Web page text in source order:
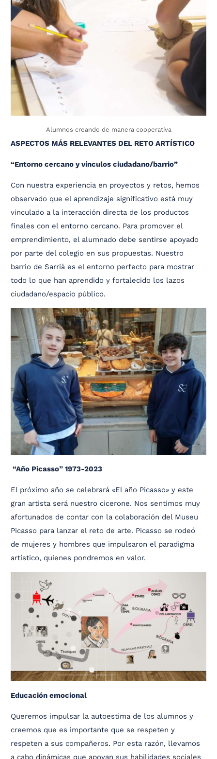
Alumnos creando de manera cooperativa
ASPECTOS MÁS RELEVANTES DEL RETO ARTÍSTICO
“Entorno cercano y vínculos ciudadano/barrio”
Con nuestra experiencia en proyectos y retos, hemos
observado que el aprendizaje significativo está muy
vinculado a la interacción directa de los productos
finales con el entorno cercano. Para promover el
emprendimiento, el alumnado debe sentirse apoyado
por parte del colegio en sus propuestas. Nuestro
barrio de Sarrià es el entorno perfecto para mostrar
todo lo que han aprendido y fortalecido los lazos
ciudadano/espacio público.
“Año Picasso” 1973-2023
El próximo año se celebrará «El año Picasso» y este
gran artista será nuestro cicerone. Nos sentimos muy
afortunados de contar con la colaboración del Museu
Picasso para lanzar el reto de arte. Picasso se rodeó
de mujeres y hombres que impulsaron el paradigma
artístico, quienes pondremos en valor.
Educación emocional
Queremos impulsar la autoestima de los alumnos y
creemos que es importante que se respeten y
respeten a sus compañeros. Por esta razón, llevamos
a cabo dinámicas que apoyan sus habilidades sociales